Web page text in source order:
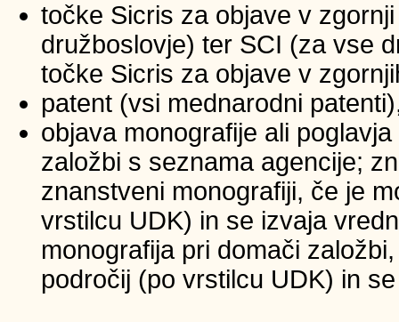
točke Sicris za objave v
družboslovje) ter SCI (za vse
točke Sicris za objave v
patent (vsi mednarodni
objava monografije ali
založbi s seznama agencije;
znanstveni monografiji, če je
vrstilcu UDK) in se izvaja
monografija pri domači
področij (po vrstilcu UDK) in